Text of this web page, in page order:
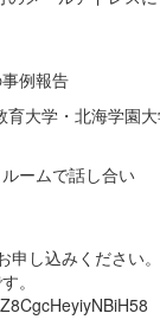
例報告
育大学・北海学園
ームで話し合い
申し込みください
。